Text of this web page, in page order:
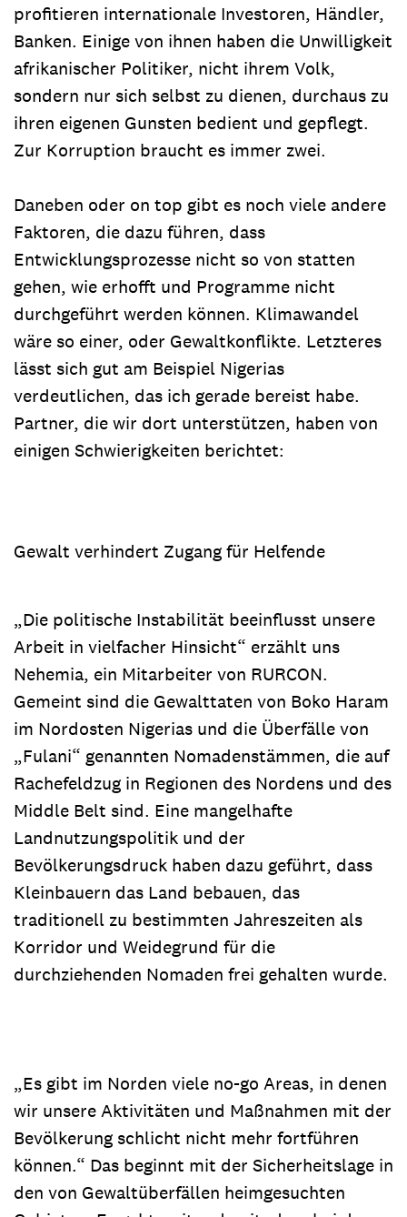
profitieren internationale Investoren, Händler,
Banken. Einige von ihnen haben die Unwilligkeit
afrikanischer Politiker, nicht ihrem Volk,
sondern nur sich selbst zu dienen, durchaus zu
ihren eigenen Gunsten bedient und gepflegt.
Zur Korruption braucht es immer zwei.
Daneben oder on top gibt es noch viele andere
Faktoren, die dazu führen, dass
Entwicklungsprozesse nicht so von statten
gehen, wie erhofft und Programme nicht
durchgeführt werden können. Klimawandel
wäre so einer, oder Gewaltkonflikte. Letzteres
lässt sich gut am Beispiel Nigerias
verdeutlichen, das ich gerade bereist habe.
Partner, die wir dort unterstützen, haben von
einigen Schwierigkeiten berichtet:
Gewalt verhindert Zugang für Helfende
„Die politische Instabilität beeinflusst unsere
Arbeit in vielfacher Hinsicht“ erzählt uns
Nehemia, ein Mitarbeiter von RURCON.
Gemeint sind die Gewalttaten von Boko Haram
im Nordosten Nigerias und die Überfälle von
„Fulani“ genannten Nomadenstämmen, die auf
Rachefeldzug in Regionen des Nordens und des
Middle Belt sind. Eine mangelhafte
Landnutzungspolitik und der
Bevölkerungsdruck haben dazu geführt, dass
Kleinbauern das Land bebauen, das
traditionell zu bestimmten Jahreszeiten als
Korridor und Weidegrund für die
durchziehenden Nomaden frei gehalten wurde.
„Es gibt im Norden viele no-go Areas, in denen
wir unsere Aktivitäten und Maßnahmen mit der
Bevölkerung schlicht nicht mehr fortführen
können.“ Das beginnt mit der Sicherheitslage in
den von Gewaltüberfällen heimgesuchten